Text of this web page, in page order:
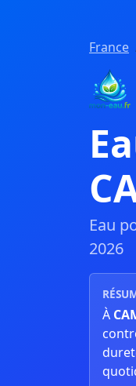
France
Eau
2026
À